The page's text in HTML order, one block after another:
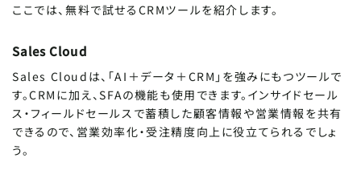
ここでは、無料で試せるCRMツールを紹介します。
Sales Cloud
Sales Cloudは、「AI＋データ＋CRM」を強みにもつツールで
す。CRMに加え、SFAの機能も使用できます。インサイドセール
ス・フィールドセールスで蓄積した顧客情報や営業情報を共有
できるので、営業効率化・受注精度向上に役立てられるでしょ
う。